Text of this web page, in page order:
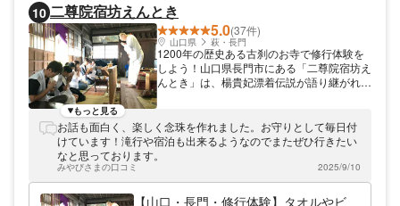
10 二尊院宿坊えんとき
5.0(37件)
山口県 萩・長門
1200年の歴史ある古刹のお寺で修行体験を
しよう！山口県長門市にある「二尊院宿坊え
んとき」は、楊貴妃漂着伝説が語り継がれ、
ど、様々な日帰り修行を気軽に体験すること
ができます！ブルーライン交通「二尊院バス
ひ、心身ともにリラックスしにいらしてくだ
さい！
もっと見る
お話も面白く、楽しく念珠を作れました。お守りとして毎日付
けています！滝行や宿泊も出来るようなのでまたぜひ行きたい
なと思っております。
みやびさまの口コミ 2025/9/10
【山口・長門・修行体験】タオルやビ